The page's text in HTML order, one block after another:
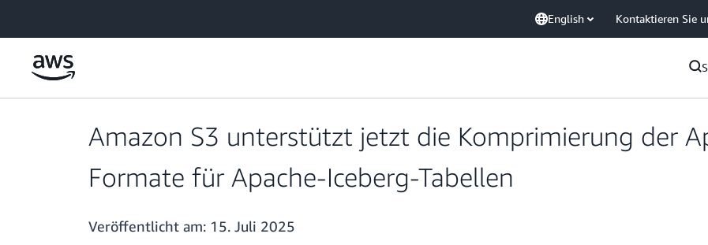
English Kontaktieren Sie
Amazon S3 unterstützt jetzt die Komprimierung der
Formate für Apache-Iceberg-Tabellen
Veröffentlicht am: 15. Juli 2025